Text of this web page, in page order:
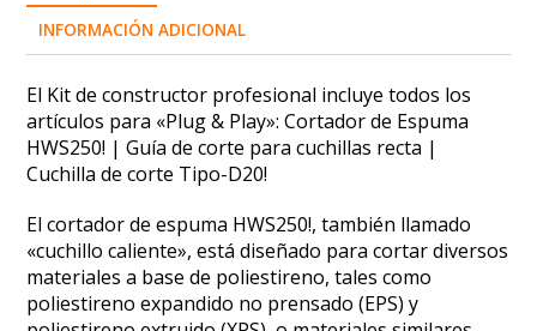
INFORMACIÓN ADICIONAL
El Kit de constructor profesional incluye todos los
artículos para «Plug & Play»: Cortador de Espuma
HWS250! | Guía de corte para cuchillas recta |
Cuchilla de corte Tipo-D20!
El cortador de espuma HWS250!, también llamado
«cuchillo caliente», está diseñado para cortar diversos
materiales a base de poliestireno, tales como
poliestireno expandido no prensado (EPS) y